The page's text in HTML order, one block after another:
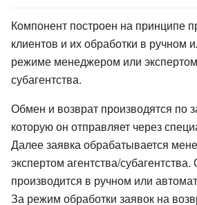
Компонент построен на принципе
клиентов и их обработки в ручном
режиме менеджером или экспертом
субагентства.
Обмен и возврат производятся по
которую он отправляет через
Далее заявка обрабатывается
экспертом агентства/
производится в ручном или
За режим обработки заявок на